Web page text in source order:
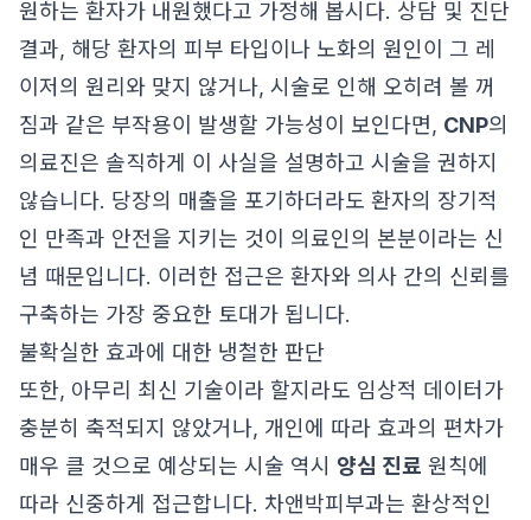
원하는 환자가 내원했다고 가정해 봅시다. 상담 및 진단
결과, 해당 환자의 피부 타입이나 노화의 원인이 그 레
이저의 원리와 맞지 않거나, 시술로 인해 오히려 볼 꺼
짐과 같은 부작용이 발생할 가능성이 보인다면, CNP의
의료진은 솔직하게 이 사실을 설명하고 시술을 권하지
않습니다. 당장의 매출을 포기하더라도 환자의 장기적
인 만족과 안전을 지키는 것이 의료인의 본분이라는 신
념 때문입니다. 이러한 접근은 환자와 의사 간의 신뢰를
구축하는 가장 중요한 토대가 됩니다.
불확실한 효과에 대한 냉철한 판단
또한, 아무리 최신 기술이라 할지라도 임상적 데이터가
충분히 축적되지 않았거나, 개인에 따라 효과의 편차가
매우 클 것으로 예상되는 시술 역시 양심 진료 원칙에
따라 신중하게 접근합니다. 차앤박피부과는 환상적인